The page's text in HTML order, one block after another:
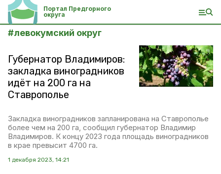
Портал Предгорного
округа
#левокумский округ
Губернатор Владимиров:
закладка виноградников
идёт на 200 га на
Ставрополье
Закладка виноградников запланирована на Ставрополье
более чем на 200 га, сообщил губернатор Владимир
Владимиров. К концу 2023 года площадь виноградников
в крае превысит 4700 га.
1 декабря 2023, 14:21